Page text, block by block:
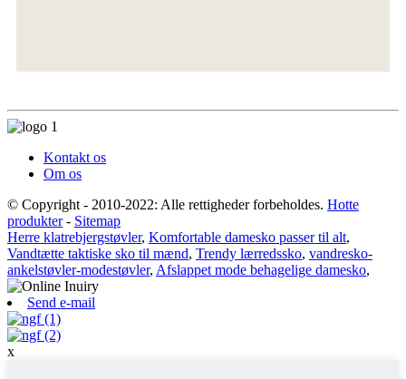
Kontakt os
Om os
© Copyright - 2010-2022: Alle rettigheder forbeholdes. Hotte
produkter- Sitemap
Herre klatrebjergstøvler, Komfortable damesko passer til alt,
Vandtætte taktiske sko til mænd, Trendy lærredssko, vandresko-
ankelstøvler-modestøvler, Afslappet mode behagelige damesko,
Send e-mail
x